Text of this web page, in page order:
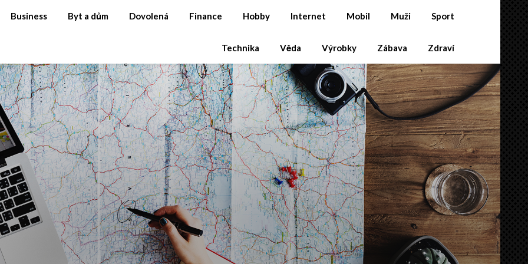
Business Byt a dům Dovolená Finance Hobby Internet Mobil Muži Sport
Technika Věda Výrobky Zábava Zdraví